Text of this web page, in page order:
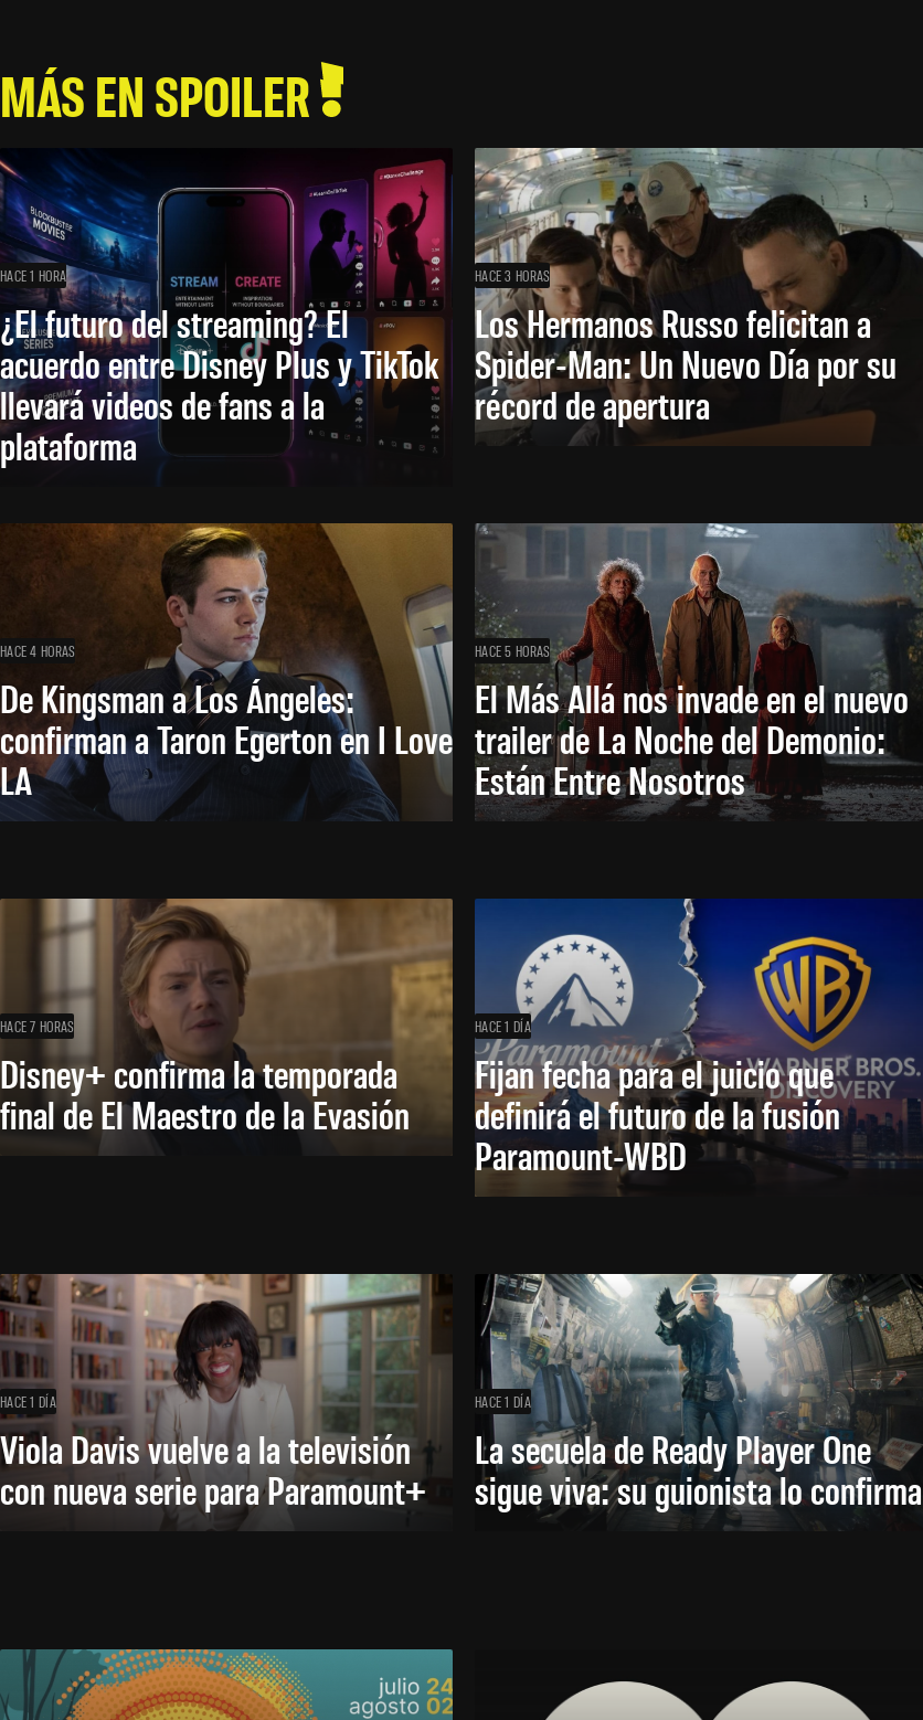
MÁS EN SPOILER
HACE 1 HORA
¿El futuro del streaming? El
acuerdo entre Disney Plus y TikTok
llevará videos de fans a la
plataforma
HACE 3 HORAS
Los Hermanos Russo felicitan a
Spider-Man: Un Nuevo Día por su
récord de apertura
HACE 4 HORAS
De Kingsman a Los Ángeles:
confirman a Taron Egerton en I Love
LA
HACE 5 HORAS
El Más Allá nos invade en el nuevo
trailer de La Noche del Demonio:
Están Entre Nosotros
HACE 7 HORAS
Disney+ confirma la temporada
final de El Maestro de la Evasión
HACE 1 DÍA
Fijan fecha para el juicio que
definirá el futuro de la fusión
Paramount-WBD
HACE 1 DÍA
Viola Davis vuelve a la televisión
con nueva serie para Paramount+
HACE 1 DÍA
La secuela de Ready Player One
sigue viva: su guionista lo confirma